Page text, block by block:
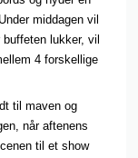
middagen vil
lukker, vil
4 forskellige
til maven og
når aftenens
til et show